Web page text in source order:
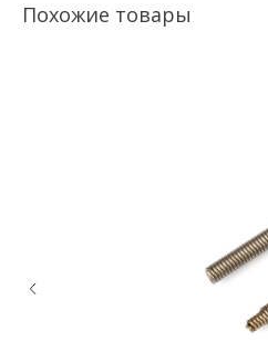
Похожие товары